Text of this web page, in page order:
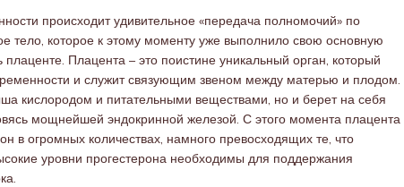
происходит удивительное «передача полномочий» по
тело, которое к этому моменту уже выполнило свою основную
Плацента – это поистине уникальный орган, который
и служит связующим звеном между матерью и плодом.
кислородом и питательными веществами, но и берет на себя
мощнейшей эндокринной железой. С этого момента плацента
в огромных количествах, намного превосходящих те, что
уровни прогестерона необходимы для поддержания